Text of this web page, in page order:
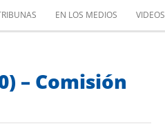
EN LOS MEDIOS VIDEOS
– Comisión